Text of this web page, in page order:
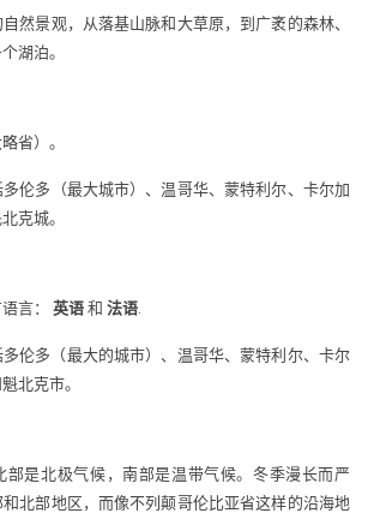
然景观，从落基山脉和大草原，到广袤的森林、
湖泊。
省）。
伦多（最大城市）、温哥华、蒙特利尔、卡尔加
克城。
言： 英语和 法语.
伦多（最大的城市）、温哥华、蒙特利尔、卡尔
北克市。
部是北极气候，南部是温带气候。冬季漫长而严
北部地区，而像不列颠哥伦比亚省这样的沿海地